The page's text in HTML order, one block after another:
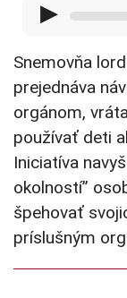
▶
Snemovňa
prejednáva
orgánom,
používať deti
Iniciatíva
okolností”
špehovať
príslušným